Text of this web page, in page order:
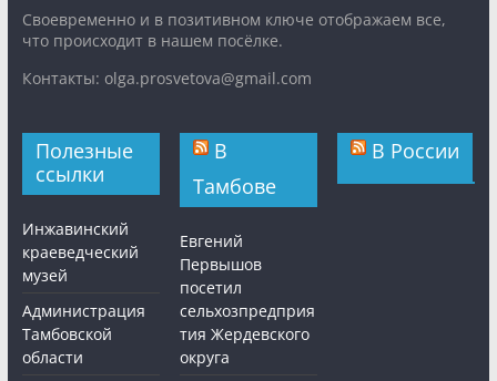
Cвоевременно и в позитивном ключе отображаем все,
что происходит в нашем посёлке.
Контакты: olga.prosvetova@gmail.com
Полезные
ссылки
Инжавинский
краеведческий
музей
Администрация
Тамбовской
области
В
Тамбове
Евгений
Первышов
посетил
сельхозпредприя
тия Жердевского
округа
В России